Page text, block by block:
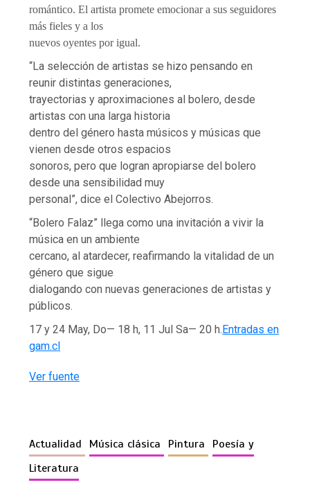
romántico. El artista promete emocionar a sus seguidores
más fieles y a los
nuevos oyentes por igual.
“La selección de artistas se hizo pensando en
reunir distintas generaciones,
trayectorias y aproximaciones al bolero, desde
artistas con una larga historia
dentro del género hasta músicos y músicas que
vienen desde otros espacios
sonoros, pero que logran apropiarse del bolero
desde una sensibilidad muy
personal”, dice el Colectivo Abejorros.
“Bolero Falaz” llega como una invitación a vivir la
música en un ambiente
cercano, al atardecer, reafirmando la vitalidad de un
género que sigue
dialogando con nuevas generaciones de artistas y
públicos.
17 y 24 May, Do— 18 h, 11 Jul Sa— 20 h. Entradas en
gam.cl
Ver fuente
Actualidad Música clásica Pintura
Poesía y
Literatura